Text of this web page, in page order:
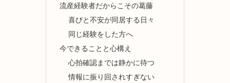
流産経験者だからこその葛藤
喜びと不安が同居する日々
同じ経験をした方へ
今できることと心構え
心拍確認までは静かに待つ
情報に振り回されすぎない